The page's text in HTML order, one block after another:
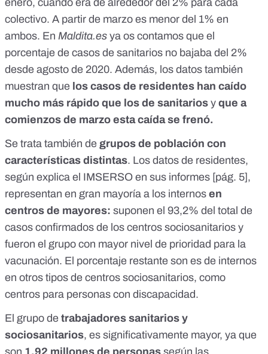
enero, cuando era de alrededor del 2% para cada
colectivo. A partir de marzo es menor del 1% en
ambos. En Maldita.es ya os contamos que el
porcentaje de casos de sanitarios no bajaba del 2%
desde agosto de 2020. Además, los datos también
muestran que los casos de residentes han caído
mucho más rápido que los de sanitarios y que a
comienzos de marzo esta caída se frenó.
Se trata también de grupos de población con
características distintas. Los datos de residentes,
según explica el IMSERSO en sus informes [pág. 5],
representan en gran mayoría a los internos en
centros de mayores: suponen el 93,2% del total de
casos confirmados de los centros sociosanitarios y
fueron el grupo con mayor nivel de prioridad para la
vacunación. El porcentaje restante son es de internos
en otros tipos de centros sociosanitarios, como
centros para personas con discapacidad.
El grupo de trabajadores sanitarios y
sociosanitarios, es significativamente mayor, ya que